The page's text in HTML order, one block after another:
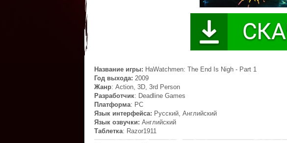
Название игры: НаWatchmen: The End Is Nigh - Part 1
Год выхода: 2009
Жанр: Action, 3D, 3rd Person
Разработчик: Deadline Games
Платформа: PC
Язык интерфейса: Русский, Английский
Язык озвучки: Английский
Таблетка: Razor1911